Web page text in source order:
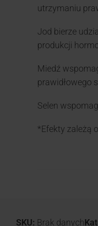
utrzymaniu
Jod bierze
produkcji
Miedź
prawidłowego
Selen
*Efekty zależą
SKU: Brak danych